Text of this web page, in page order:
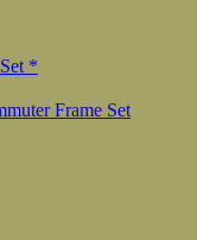
*
Frame Set